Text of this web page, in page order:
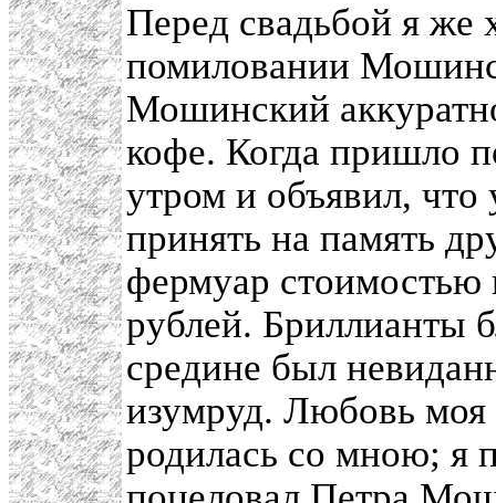
Перед свадьбой я же
помиловании
Мошинский
кофе. Когда пришло
утром и объявил, что
принять на память
фермуар стоимостью
рублей. Бриллианты
средине был
изумруд. Любовь
родилась со мною; я